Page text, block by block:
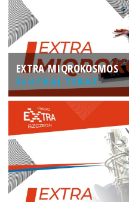
EXTRA MIQROKOSMOS
SŁUCHAJ TERAZ